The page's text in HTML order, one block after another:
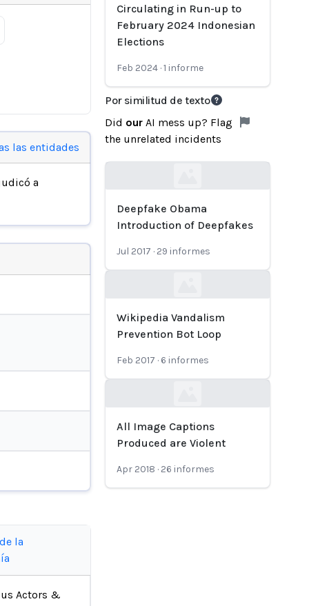
las entidades
a
la
Actors &
Circulating in Run-up to
February 2024 Indonesian
Elections
Feb 2024 ·1 informe
Por similitud de texto
Did our AI mess up? Flag
the unrelated incidents
Deepfake Obama
Introduction of Deepfakes
Jul 2017 · 29 informes
Wikipedia Vandalism
Prevention Bot Loop
Feb 2017 · 6 informes
All Image Captions
Produced are Violent
Apr 2018 · 26 informes